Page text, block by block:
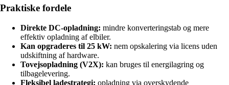
Praktiske fordele
Direkte DC-opladning: mindre konverteringstab og mere
effektiv opladning af elbiler.
Kan opgraderes til 25 kW: nem opskalering via licens uden
udskiftning af hardware.
Tovejsopladning (V2X): kan bruges til energilagring og
tilbagelevering.
Fleksibel ladestrategi: opladning via overskydende